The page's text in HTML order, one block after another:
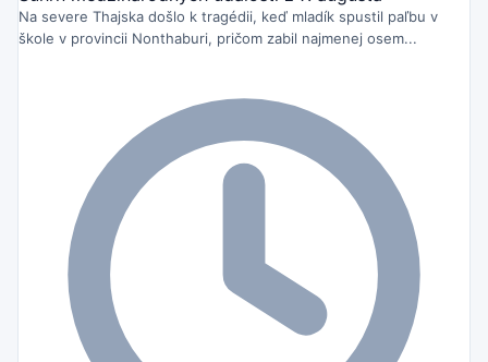
Na severe Thajska došlo k tragédii, keď mladík spustil paľbu v
škole v provincii Nonthaburi, pričom zabil najmenej osem...